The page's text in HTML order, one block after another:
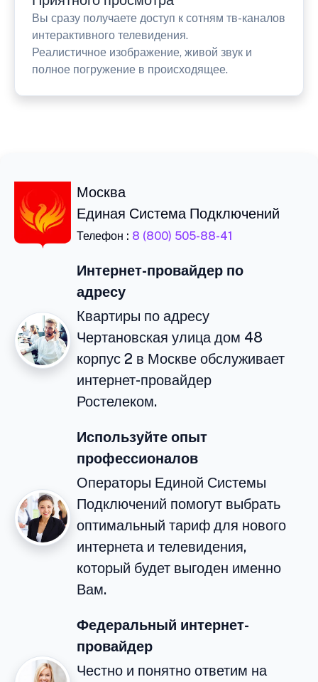
Вы сразу получаете доступ к сотням тв-каналов
интерактивного телевидения.
Реалистичное изображение, живой звук и
полное погружение в происходящее.
Москва
Единая Система Подключений
Телефон : 8 (800) 505-88-41
Интернет-провайдер по
адресу
Квартиры по адресу
Чертановская улица дом 48
корпус 2 в Москве обслуживает
интернет-провайдер
Ростелеком.
Используйте опыт
профессионалов
Операторы Единой Системы
Подключений помогут выбрать
оптимальный тариф для нового
интернета и телевидения,
который будет выгоден именно
Вам.
Федеральный интернет-
провайдер
Честно и понятно ответим на